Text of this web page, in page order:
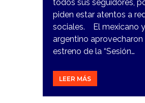
todos sus seguidores,
piden estar atentos a
sociales. El mexicano
argentino
estreno de la “Sesión…
LEER MÁS
8